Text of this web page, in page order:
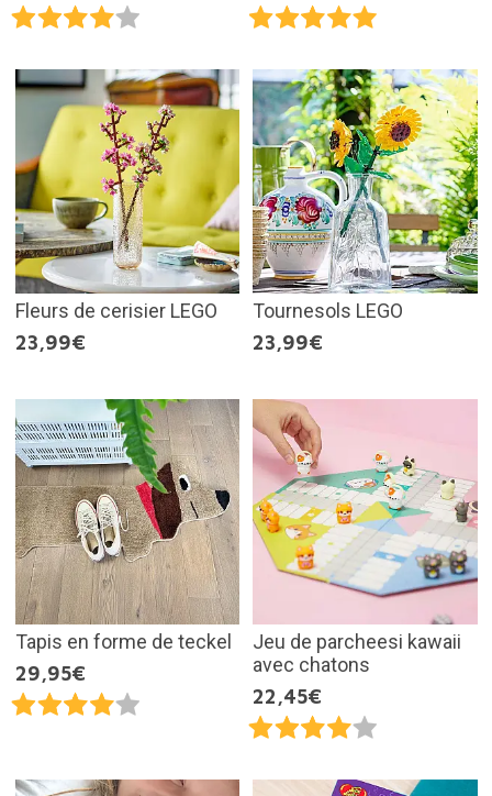
Fleurs de cerisier LEGO
23,99€
Tournesols LEGO
23,99€
Tapis en forme de teckel
29,95€
Jeu de parcheesi kawaii
avec chatons
22,45€